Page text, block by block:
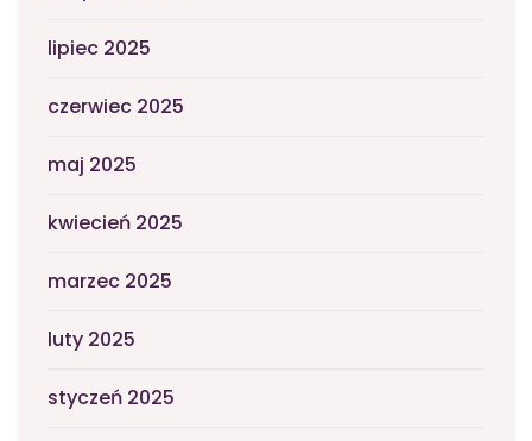
lipiec 2025
czerwiec 2025
maj 2025
kwiecień 2025
marzec 2025
luty 2025
styczeń 2025